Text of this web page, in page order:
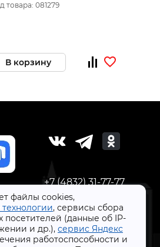
файлы cookies,
, сервисы сбора
посетителей (данные об IP-
и др.), сервис Яндекс
работоспособности и
товара: 081279
В корзину
+7 (4832) 31-77-77